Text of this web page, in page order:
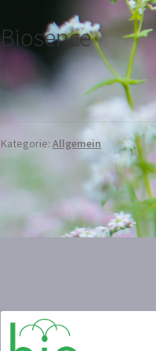
Biosence
Kategorie:Allgemein